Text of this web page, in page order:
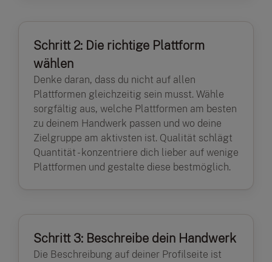
Schritt 2: Die richtige Plattform
wählen
Denke daran, dass du nicht auf allen
Plattformen gleichzeitig sein musst. Wähle
sorgfältig aus, welche Plattformen am besten
zu deinem Handwerk passen und wo deine
Zielgruppe am aktivsten ist. Qualität schlägt
Quantität - konzentriere dich lieber auf wenige
Plattformen und gestalte diese bestmöglich.
Schritt 3: Beschreibe dein Handwerk
Die Beschreibung auf deiner Profilseite ist